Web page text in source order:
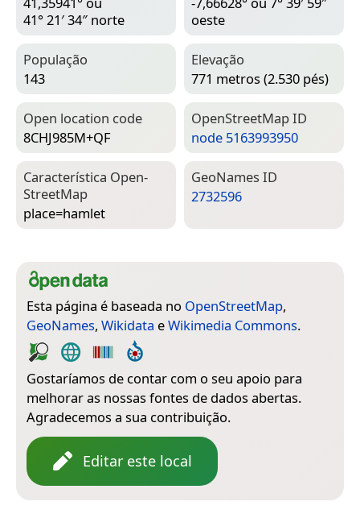
41° 21′ 34″ norte
oeste
População
143
Elevação
771 metros (2.530 pés)
Open location code
8CHJ985M+QF
Open­Street­Map ID
node 5163993950
Característica Open­
Street­Map
place=­hamlet
Geo­Names ID
2732596
Esta página é baseada no OpenStreetMap,
GeoNames, Wikidata eWikimedia Commons.
Gostaríamos de contar com o seu apoio para
melhorar as nossas fontes de dados abertas.
Agradecemos a sua contribuição.
Editar este local